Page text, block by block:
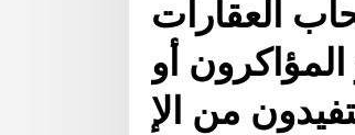
العقارات
أو
من الإ